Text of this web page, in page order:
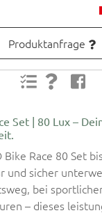
Produktanfrage
Set | 80 Lux –
Bike Race 80 Set
und sicher
bei
– dieses